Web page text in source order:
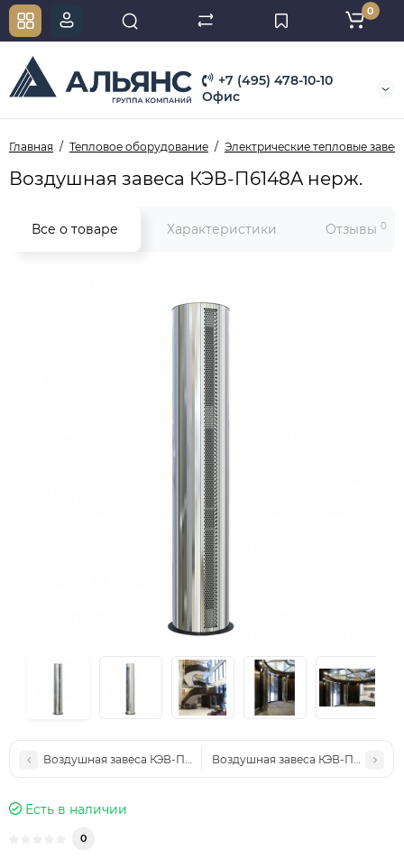
+7 (495) 478-10-10
Офис
0
Главная Тепловое оборудование Электрические тепловые
Воздушная завеса КЭВ-П6148A нерж.
Все о товаре Характеристики Отзывы 0
Воздушная завеса КЭВ-П6161 Воздушная завеса КЭВ-П6146A
Есть в наличии
0